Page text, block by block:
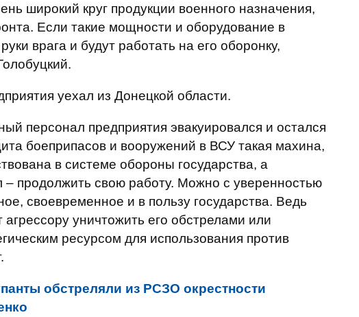
широкий круг продукции военного назначения,
Если такие мощности и оборудование в
врага и будут работать на его оборонку,
уехал из Донецкой области.
персонал предприятия эвакуировался и остался
боеприпасов и вооружений в ВСУ такая махина,
в системе обороны государства, а
продолжить свою работу. Можно с уверенностью
своевременное и в пользу государства. Ведь
уничтожить его обстрелами или
ресурсом для использования против
обстреляли из РСЗО окрестности